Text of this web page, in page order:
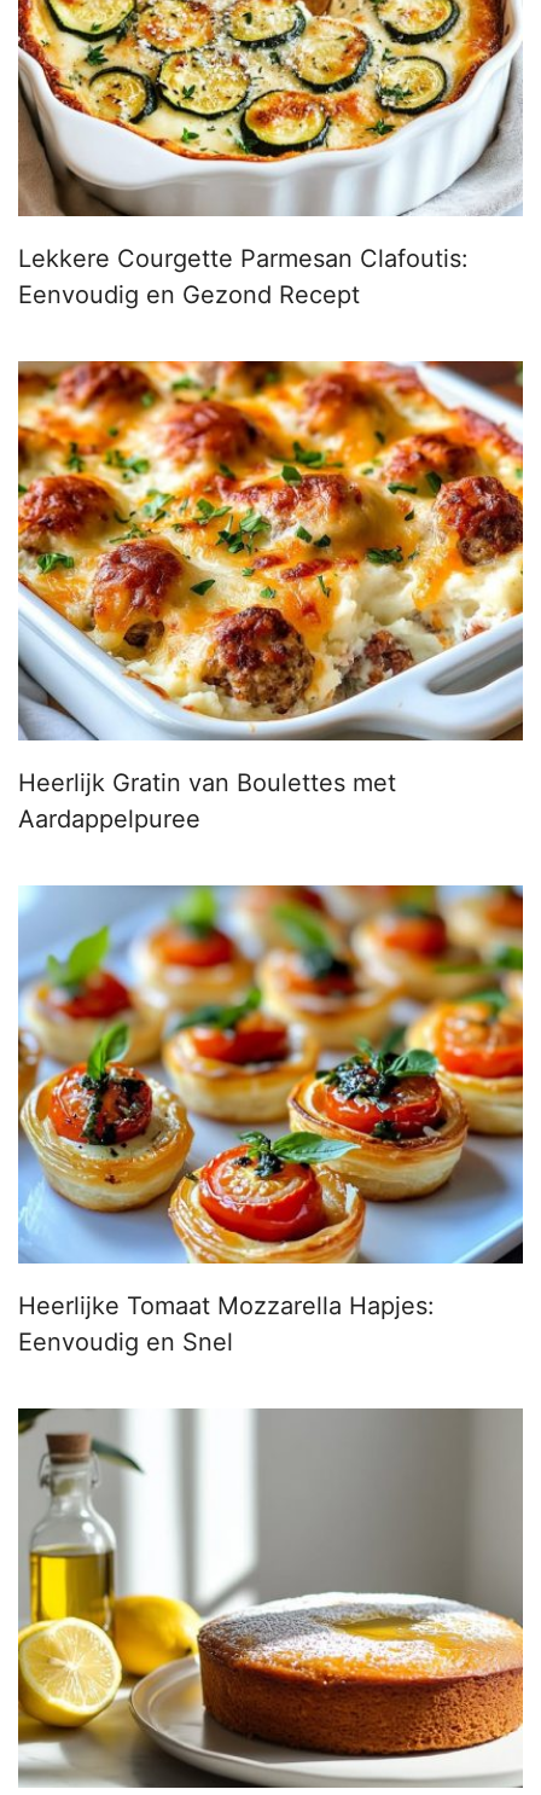
Lekkere Courgette Parmesan Clafoutis:
Eenvoudig en Gezond Recept
Heerlijk Gratin van Boulettes met
Aardappelpuree
Heerlijke Tomaat Mozzarella Hapjes:
Eenvoudig en Snel